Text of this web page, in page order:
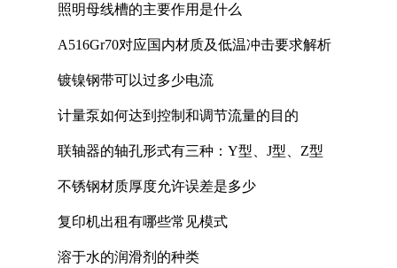
照明母线槽的主要作用是什么
A516Gr70对应国内材质及低温冲击要求解析
镀镍钢带可以过多少电流
计量泵如何达到控制和调节流量的目的
联轴器的轴孔形式有三种：Y型、J型、Z型
不锈钢材质厚度允许误差是多少
复印机出租有哪些常见模式
溶于水的润滑剂的种类